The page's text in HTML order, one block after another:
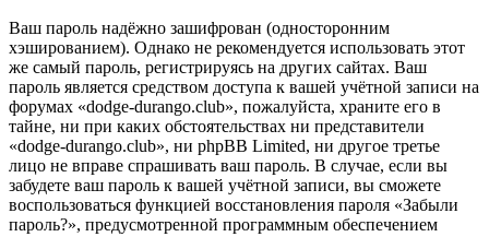
Ваш пароль надёжно зашифрован (односторонним
хэшированием). Однако не рекомендуется использовать этот
же самый пароль, регистрируясь на других сайтах. Ваш
пароль является средством доступа к вашей учётной записи на
форумах «dodge-durango.club», пожалуйста, храните его в
тайне, ни при каких обстоятельствах ни представители
«dodge-durango.club», ни phpBB Limited, ни другое третье
лицо не вправе спрашивать ваш пароль. В случае, если вы
забудете ваш пароль к вашей учётной записи, вы сможете
воспользоваться функцией восстановления пароля «Забыли
пароль?», предусмотренной программным обеспечением